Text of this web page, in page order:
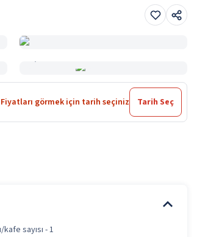
Fiyatları görmek için tarih seçiniz Tarih Seç
sayısı - 1